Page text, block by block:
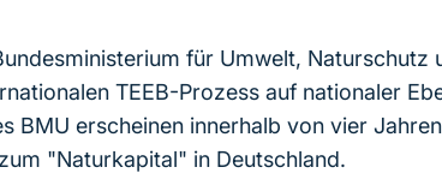
für Umwelt, Naturschutz
TEEB-Prozess auf nationaler
BMU erscheinen innerhalb von vier
"Naturkapital" in Deutschland.